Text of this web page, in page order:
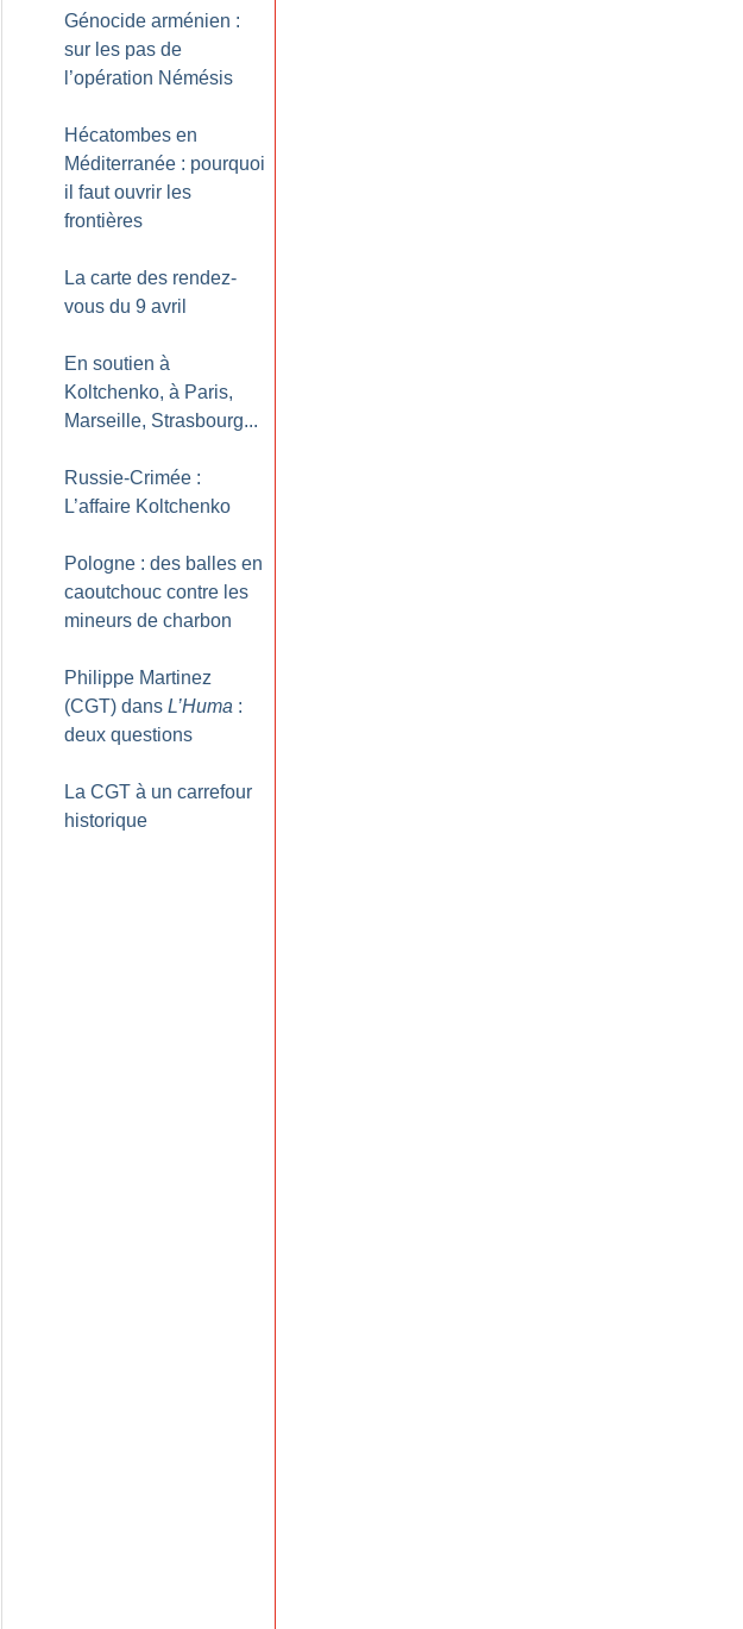
Génocide arménien :
sur les pas de
l’opération Némésis
Hécatombes en
Méditerranée : pourquoi
il faut ouvrir les
frontières
La carte des rendez-
vous du 9 avril
En soutien à
Koltchenko, à Paris,
Marseille, Strasbourg...
Russie-Crimée :
L’affaire Koltchenko
Pologne : des balles en
caoutchouc contre les
mineurs de charbon
Philippe Martinez
(CGT) dans L’Huma :
deux questions
La CGT à un carrefour
historique